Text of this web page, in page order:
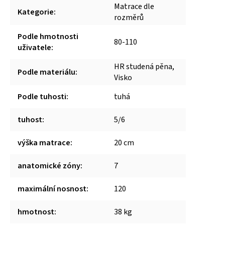
Kategorie:
Matrace dle
rozměrů
Podle hmotnosti
uživatele: 80-110
Podle materiálu:
HR studená pěna,
Visko
Podle tuhosti: tuhá
tuhost: 5/6
výška matrace: 20 cm
anatomické zóny: 7
maximální nosnost: 120
hmotnost: 38 kg